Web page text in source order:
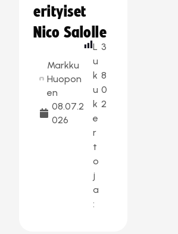
erityiset
Nico Salolle
Markku
Huopon
en
08.07.2
026
L
u
k
u
k
e
r
t
o
j
a
:
3
8
0
2